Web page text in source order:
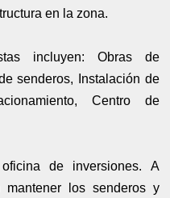
en la zona.
incluyen: Obras de
senderos, Instalación de
Centro de
de inversiones. A
mantener los senderos y